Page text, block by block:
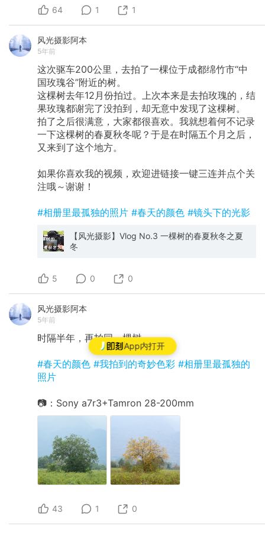
App内打开
64 1 1
风光摄影阿本
5年前
这次驱车200公里，去拍了一棵位于成都绵竹市“中
国玫瑰谷”附近的树。
这棵树去年12月份拍过。上次本来是去拍玫瑰的，结
果玫瑰都谢完了没拍到，却无意中发现了这棵树。
拍了之后很满意，大家都很喜欢。我就想着何不记录
一下这棵树的春夏秋冬呢？于是在时隔五个月之后，
又来到了这个地方。
如果你喜欢我的视频，欢迎进链接一键三连并点个关
注哦～谢谢！
#相册里最孤独的照片 #春天的颜色 #镜头下的光影
【风光摄影】Vlog No.3 一棵树的春夏秋冬之夏
冬
5 0 0
风光摄影阿本
5年前
时隔半年，再拍同一棵树。
#春天的颜色 #我拍到的奇妙色彩 #相册里最孤独的
照片
📷：Sony a7r3+Tamron 28-200mm
43 1 0